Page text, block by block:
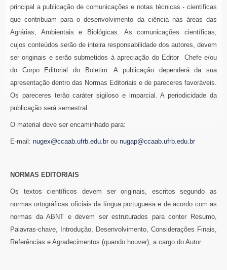
principal a publicação de comunicações e notas técnicas - cientificas
que contribuam para o desenvolvimento da ciência nas áreas das
Agrárias, Ambientais e Biológicas. As comunicações científicas,
cujos conteúdos serão de inteira responsabilidade dos autores, devem
ser originais e serão submetidos à apreciação do Editor Chefe e/ou
do Corpo Editorial do Boletim. A publicação dependerá da sua
apresentação dentro das Normas Editoriais e de pareceres favoráveis.
Os pareceres terão caráter sigiloso e imparcial. A periodicidade da
publicação será semestral.
O material deve ser encaminhado para:
E-mail: nugex@ccaab.ufrb.edu.brou nugap@ccaab.ufrb.edu.br
NORMAS EDITORIAIS
Os textos científicos devem ser originais, escritos segundo as
normas ortográficas oficiais da língua portuguesa e de acordo com as
normas da ABNT e devem ser estruturados para conter Resumo,
Palavras-chave, Introdução, Desenvolvimento, Considerações Finais,
Referências e Agradecimentos (quando houver), a cargo do Autor.